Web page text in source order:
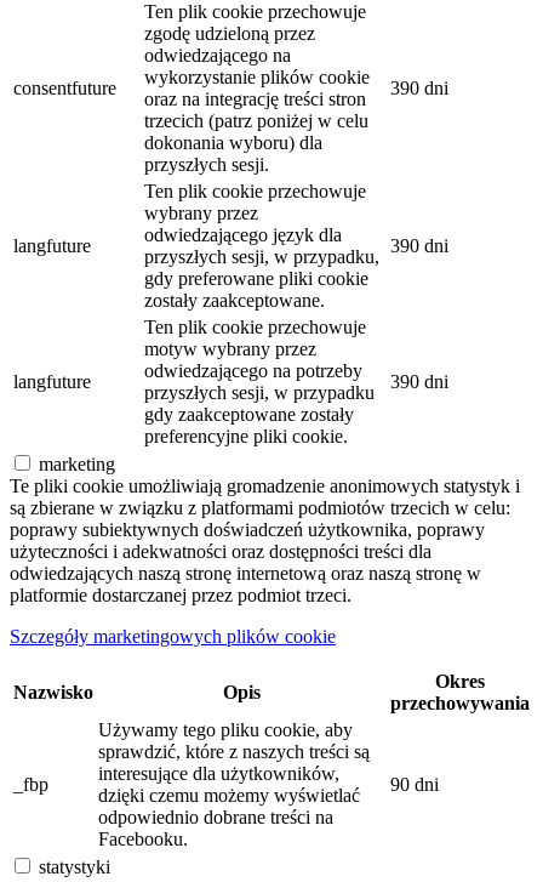
consentfuture
Ten plik cookie przechowuje
zgodę udzieloną przez
odwiedzającego na
wykorzystanie plików cookie
oraz na integrację treści stron
trzecich (patrz poniżej w celu
dokonania wyboru) dla
przyszłych sesji.
390 dni
langfuture
Ten plik cookie przechowuje
wybrany przez
odwiedzającego język dla
przyszłych sesji, w przypadku,
gdy preferowane pliki cookie
zostały zaakceptowane.
390 dni
langfuture
Ten plik cookie przechowuje
motyw wybrany przez
odwiedzającego na potrzeby
przyszłych sesji, w przypadku
gdy zaakceptowane zostały
preferencyjne pliki cookie.
390 dni
marketing
Te pliki cookie umożliwiają gromadzenie anonimowych statystyk i
są zbierane w związku z platformami podmiotów trzecich w celu:
poprawy subiektywnych doświadczeń użytkownika, poprawy
użyteczności i adekwatności oraz dostępności treści dla
odwiedzających naszą stronę internetową oraz naszą stronę w
platformie dostarczanej przez podmiot trzeci.
Szczegóły marketingowych plików cookie
Nazwisko Opis
Okres
przechowywania
_fbp
Używamy tego pliku cookie, aby
sprawdzić, które z naszych treści są
interesujące dla użytkowników,
dzięki czemu możemy wyświetlać
odpowiednio dobrane treści na
Facebooku.
90 dni
statystyki